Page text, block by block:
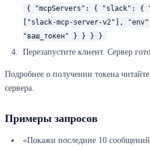
{ "mcpServers": { "slack": {
["slack-mcp-server-v2"], "env": {
"ваш_токен" } } } }
Перезапустите клиент. Сервер
Подробнее о получении токена
сервера.
Примеры запросов
«Покажи последние 10